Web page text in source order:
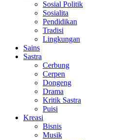
Sosial Politik
Sosialita
Pendidikan
Tradisi
Lingkungan
Sains
Sastra
Cerbung
Cerpen
Dongeng
Drama
Kritik Sastra
Puisi
Kreasi
Bisnis
Musik